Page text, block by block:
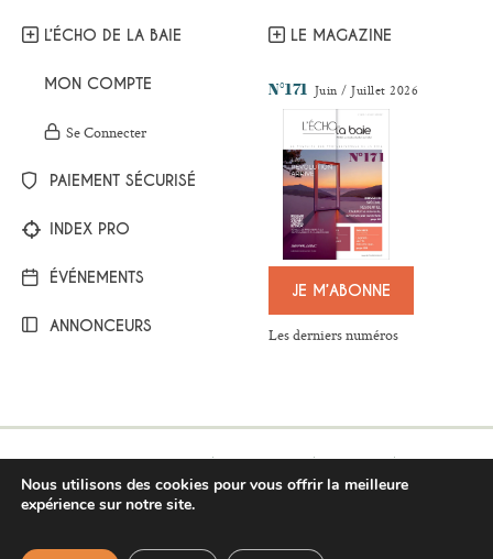
L’ÉCHO DE LA BAIE
MON COMPTE
Se Connecter
PAIEMENT SÉCURISÉ
INDEX PRO
ÉVÉNEMENTS
ANNONCEURS
LE MAGAZINE
N°171 Juin / Juillet 2026
JE M’ABONNE
Les derniers numéros
Mentions légales Plan du site
Contact
Respect de la vie privée
Conditions générales de vente
Nous utilisons des cookies pour vous offrir la meilleure
expérience sur notre site.